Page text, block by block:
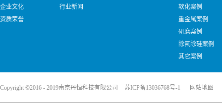
企业文化
资质荣誉
行业新闻
软化案例
重金属案例
研磨案例
除氟除硅案例
其它案例
Copyright ©2016 - 2019南京丹恒科技有限公司 苏ICP备13036768号-1 网站地图